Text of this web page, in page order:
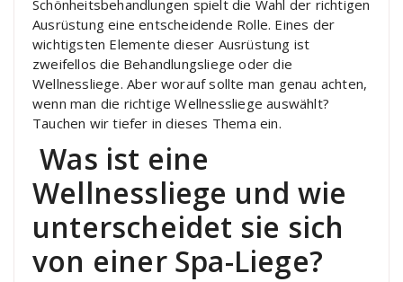
Schönheitsbehandlungen spielt die Wahl der richtigen
Ausrüstung eine entscheidende Rolle. Eines der
wichtigsten Elemente dieser Ausrüstung ist
zweifellos die Behandlungsliege oder die
Wellnessliege. Aber worauf sollte man genau achten,
wenn man die richtige Wellnessliege auswählt?
Tauchen wir tiefer in dieses Thema ein.
Was ist eine
Wellnessliege und wie
unterscheidet sie sich
von einer Spa-Liege?